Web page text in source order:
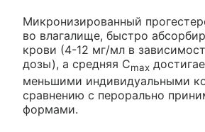
Микронизированный
во влагалище, быстро
крови (4-12 мг/мл в
дозы), а средняя Cmax
меньшими индивидуальными
сравнению с перорально
формами.